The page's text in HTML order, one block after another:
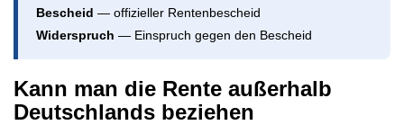
Bescheid — offizieller Rentenbescheid
Widerspruch — Einspruch gegen den Bescheid
Kann man die Rente außerhalb
Deutschlands beziehen